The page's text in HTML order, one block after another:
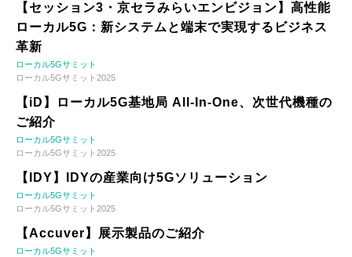
【セッション3・京セラみらいエンビジョン】高性能
ローカル5G：新システムと端末で実現するビジネス
革新
ローカル5Gサミット
ローカル5Gサミット2025
【iD】ローカル5G基地局 All-In-One、次世代機種の
ご紹介
ローカル5Gサミット
ローカル5Gサミット2025
【IDY】IDYの産業向け5Gソリューション
ローカル5Gサミット
ローカル5Gサミット2025
【Accuver】展示製品のご紹介
ローカル5Gサミット